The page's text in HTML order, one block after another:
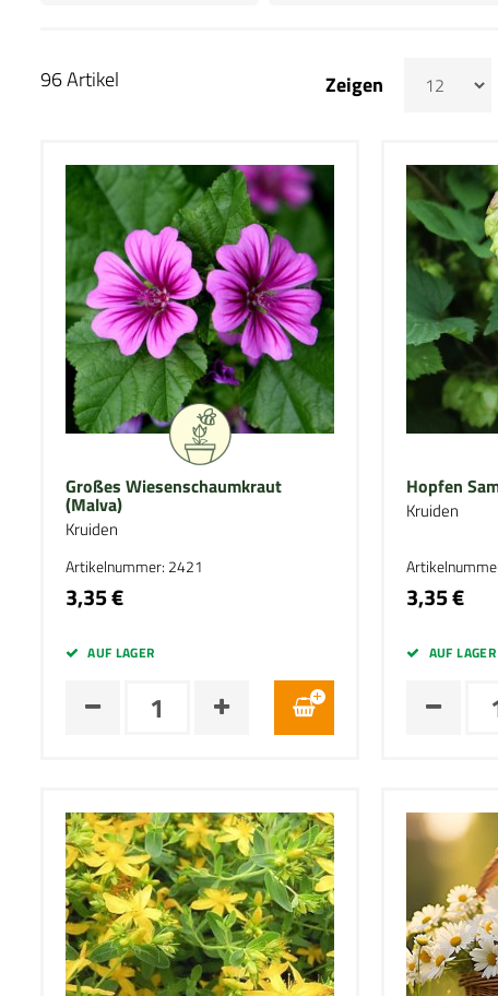
96 Artikel Zeigen
Großes Wiesenschaumkraut
(Malva)
Kruiden
Artikelnummer: 2421
3,35 €
AUF LAGER
Hopfen
Kruiden
3,35 €
AUF LAGER